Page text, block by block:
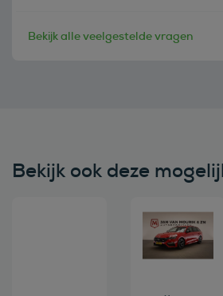
Bekijk alle veelgestelde vragen
Bekijk ook deze
Bekijk deze